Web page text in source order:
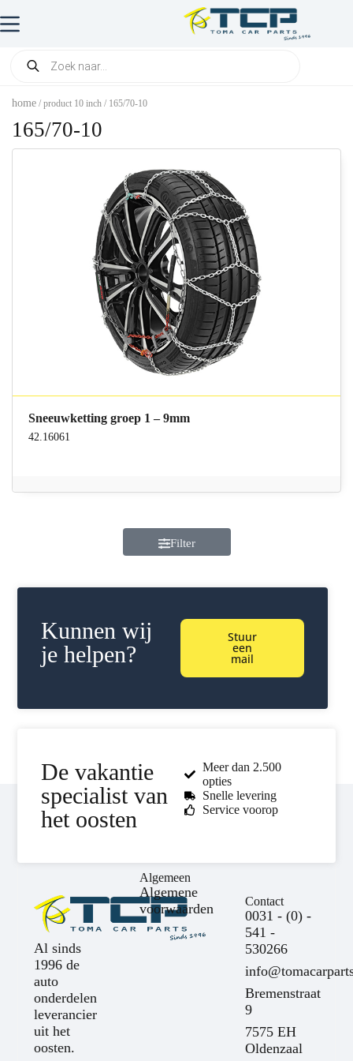
home / product 10 inch / 165/70-10
165/70-10
Sneeuwketting groep 1 – 9mm
42.16061
Filter
Kunnen wij
je helpen?
Stuur
een
mail
De vakantie
specialist van
het oosten
Meer dan 2.500
opties
Snelle levering
Service voorop
Al sinds
1996 de
auto
onderdelen
leverancier
uit het
oosten.
Algemeen
Algemene
voorwaarden
Contact
0031 - (0) -
541 -
530266
Bremenstraat
9
7575 EH
Oldenzaal